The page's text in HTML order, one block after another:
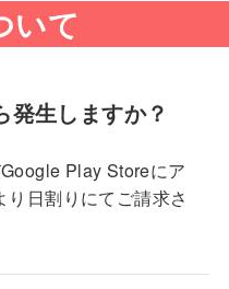
いて
発生しますか？
Play Storeにア
日割りにてご請求さ